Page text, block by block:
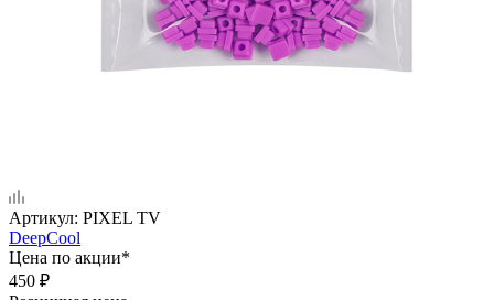
Артикул: PIXEL TV
DeepCool
Цена по акции*
450 ₽